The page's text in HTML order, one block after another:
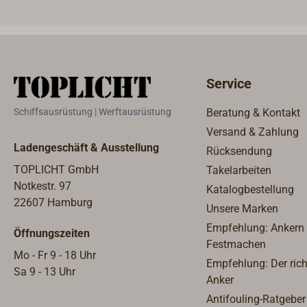
ist
sind
Schiffsausrüstung | Werftausrüstung
Ladengeschäft & Ausstellung
TOPLICHT GmbH
Notkestr. 97
22607 Hamburg
Öffnungszeiten
Mo - Fr 9 - 18 Uhr
Sa 9 - 13 Uhr
Service
Beratung & Kontakt
Versand & Zahlung
Rücksendung
Takelarbeiten
Katalogbestellung
Unsere Marken
Empfehlung: Ankern
Festmachen
Empfehlung: Der
Anker
Antifouling-Ratgeber